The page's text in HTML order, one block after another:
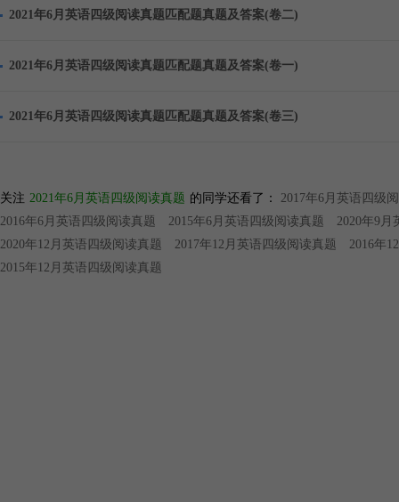
2021年6月英语四级阅读真题匹配题真题及答案(卷二)
2021年6月英语四级阅读真题匹配题真题及答案(卷一)
2021年6月英语四级阅读真题匹配题真题及答案(卷三)
关注 2021年6月英语四级阅读真题 的同学还看了： 2017年6月英语四级
2016年6月英语四级阅读真题
2015年6月英语四级阅读真题
2020年9月
2020年12月英语四级阅读真题
2017年12月英语四级阅读真题
2016年
2015年12月英语四级阅读真题